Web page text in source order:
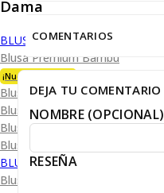
Dama
BLUSA
Blusa Premium Bambú
¡Nueva Colección!
Blusa Performance
Blusa Piqué
Blusa Oxford
Blusa de Vestir
BLUSA SPORT
Blusa Sport Lisa
COMENTARIOS
DEJA TU COMENTARIO
NOMBRE (OPCIONAL)
RESEÑA